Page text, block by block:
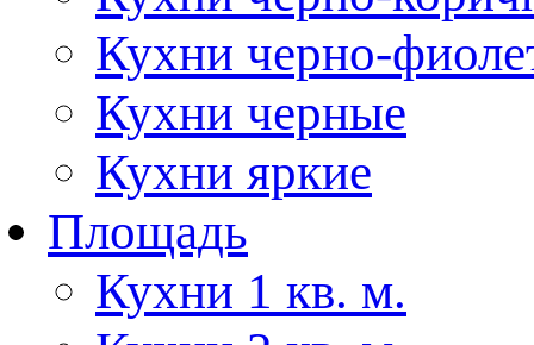
Кухни черно-
Кухни черные
Кухни яркие
Площадь
Кухни 1 кв. м.